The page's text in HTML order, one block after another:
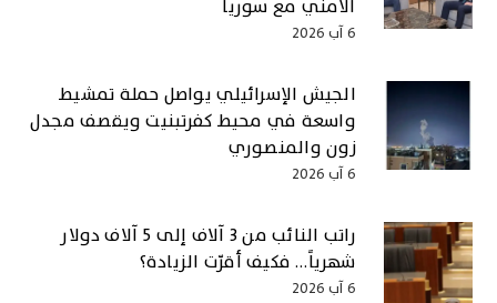
الأمني مع سوريا
6 آب 2026
الجيش الإسرائيلي يواصل حملة تمشيط
واسعة في محيط كفرتبنيت ويقصف مجدل
زون والمنصوري
6 آب 2026
راتب النائب من 3 آلاف إلى 5 آلاف دولار
شهرياً… فكيف أقرّت الزيادة؟
6 آب 2026